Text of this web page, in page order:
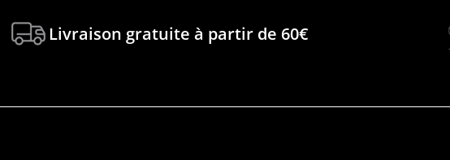
Livraison gratuite à partir de 60€